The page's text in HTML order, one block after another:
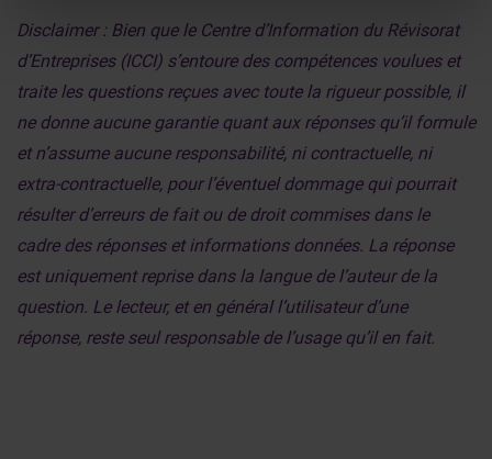
Disclaimer : Bien que le Centre d’Information du Révisorat
d’Entreprises (ICCI) s’entoure des compétences voulues et
traite les questions reçues avec toute la rigueur possible, il
ne donne aucune garantie quant aux réponses qu’il formule
et n’assume aucune responsabilité, ni contractuelle, ni
extra-contractuelle, pour l’éventuel dommage qui pourrait
résulter d’erreurs de fait ou de droit commises dans le
cadre des réponses et informations données. La réponse
est uniquement reprise dans la langue de l’auteur de la
question. Le lecteur, et en général l’utilisateur d’une
réponse, reste seul responsable de l’usage qu’il en fait.